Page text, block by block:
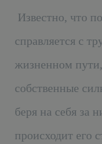
Известно, что
справляется с
жизненном
собственные
беря на себя за
происходит его